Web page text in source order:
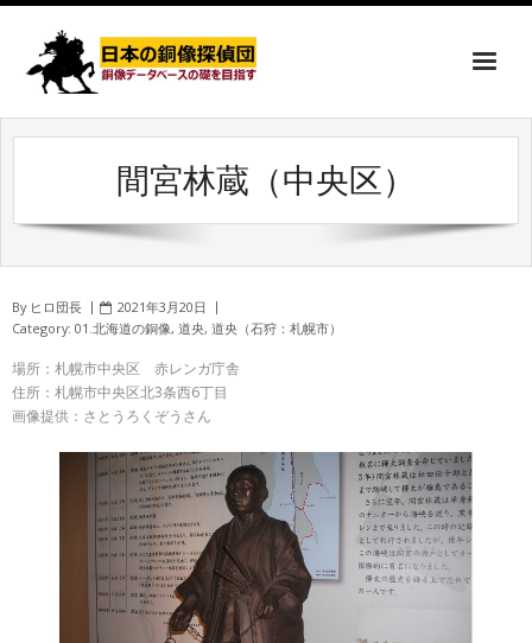
間宮林蔵（中央区）
By ヒロ団長
2021年3月20日
Category: 01.北海道の銅像, 道央, 道央（石狩：札幌市）
場所：札幌市中央区 赤レンガ庁舎
住所：札幌市中央区北3条西6丁目
画像提供：さとうろくぞうさん